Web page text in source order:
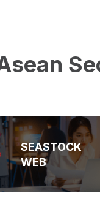
SEASTOCK
WEB